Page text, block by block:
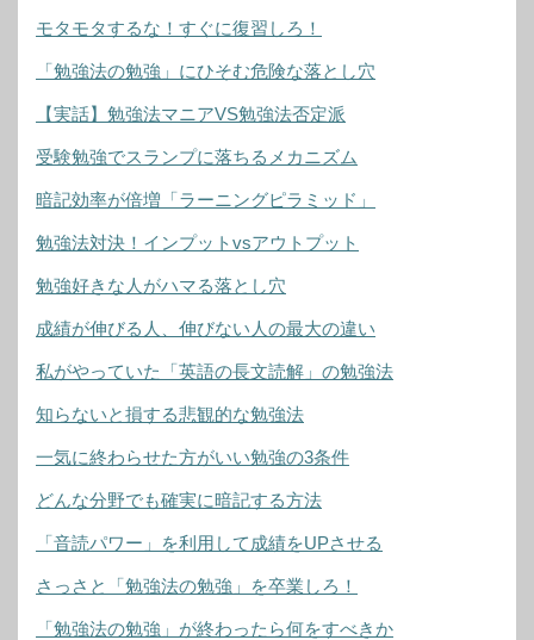
モタモタするな！すぐに復習しろ！
「勉強法の勉強」にひそむ危険な落とし穴
【実話】勉強法マニアVS勉強法否定派
受験勉強でスランプに落ちるメカニズム
暗記効率が倍増「ラーニングピラミッド」
勉強法対決！インプットvsアウトプット
勉強好きな人がハマる落とし穴
成績が伸びる人、伸びない人の最大の違い
私がやっていた「英語の長文読解」の勉強法
知らないと損する悲観的な勉強法
一気に終わらせた方がいい勉強の3条件
どんな分野でも確実に暗記する方法
「音読パワー」を利用して成績をUPさせる
さっさと「勉強法の勉強」を卒業しろ！
「勉強法の勉強」が終わったら何をすべきか